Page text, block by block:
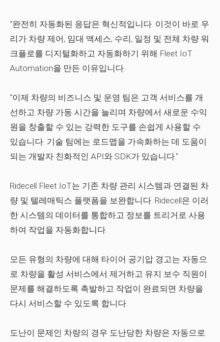
“완전히 자동화된 응답은 혁신적입니다. 이것이 바로 우
리가 차량 제어, 임대 액세스, 수리, 일정 및 전체 차량 워
크플로를 디지털화하고 자동화하기 위해 Fleet IoT
Automation을 만든 이유입니다.
“이제 차량의 비즈니스 및 운영 팀은 고객 서비스를 개
선하고 차량 가동 시간을 늘리며 차량에서 새로운 수익
원을 창출할 수 있는 강력한 도구를 손쉽게 사용할 수
있습니다. 기술 팀에는 로드맵을 가속화하는 데 도움이
되는 개발자 친화적인 API와 SDK가 있습니다."
Ridecell Fleet IoT는 기존 차량 관리 시스템과 연결된 차
량 및 텔레매틱스 플랫폼을 보완합니다. Ridecell은 이러
한 시스템의 데이터를 통합하고 정보를 트리거로 사용
하여 작업을 자동화합니다.
모든 유형의 차량에 대해 타이어 공기압 경고는 자동으
로 차량을 활성 서비스에서 제거하고 유지 보수 직원이
문제를 해결하도록 촉발하고 작업이 완료되면 차량을
다시 서비스할 수 있도록 합니다.
도난이 문제인 차량의 경우 도난당한 차량은 자동으로